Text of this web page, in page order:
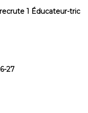
1 Éducateur-trice
27